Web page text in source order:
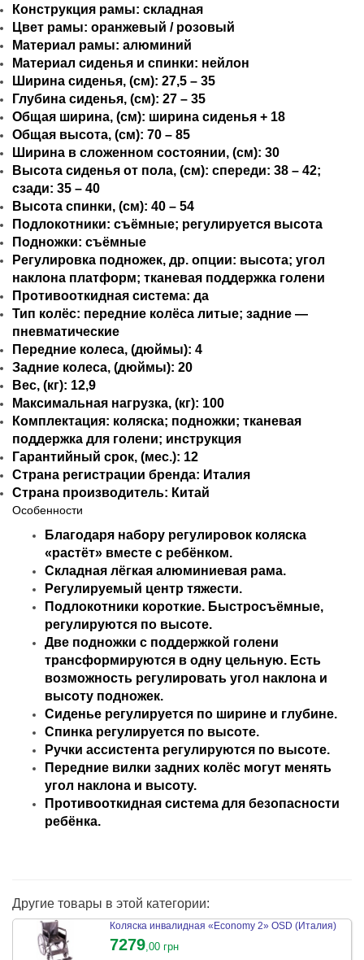
Конструкция рамы: складная
Цвет рамы: оранжевый / розовый
Материал рамы: алюминий
Материал сиденья и спинки: нейлон
Ширина сиденья, (см): 27,5 – 35
Глубина сиденья, (см): 27 – 35
Общая ширина, (см): ширина сиденья + 18
Общая высота, (см): 70 – 85
Ширина в сложенном состоянии, (см): 30
Высота сиденья от пола, (см): спереди: 38 – 42;
сзади: 35 – 40
Высота спинки, (см): 40 – 54
Подлокотники: съёмные; регулируется высота
Подножки: съёмные
Регулировка подножек, др. опции: высота; угол
наклона платформ; тканевая поддержка голени
Противооткидная система: да
Тип колёс: передние колёса литые; задние —
пневматические
Передние колеса, (дюймы): 4
Задние колеса, (дюймы): 20
Вес, (кг): 12,9
Максимальная нагрузка, (кг): 100
Комплектация: коляска; подножки; тканевая
поддержка для голени; инструкция
Гарантийный срок, (мес.): 12
Страна регистрации бренда: Италия
Страна производитель: Китай
Особенности
Благодаря набору регулировок коляска
«растёт» вместе с ребёнком.
Складная лёгкая алюминиевая рама.
Регулируемый центр тяжести.
Подлокотники короткие. Быстросъёмные,
регулируются по высоте.
Две подножки с поддержкой голени
трансформируются в одну цельную. Есть
возможность регулировать угол наклона и
высоту подножек.
Сиденье регулируется по ширине и глубине.
Спинка регулируется по высоте.
Ручки ассистента регулируются по высоте.
Передние вилки задних колёс могут менять
угол наклона и высоту.
Противооткидная система для безопасности
ребёнка.
Другие товары в этой категории:
Коляска инвалидная «Economy 2» OSD (Италия)
7279 ,00 грн